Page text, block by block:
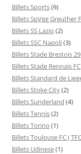
Billets Sports(9)
Billets SpVgg Greuther
Billets SS Lazio (2)
Billets SSC Napoli(3)
Billets Stade Brestois 29
Billets Stade Rennais FC
Billets Standard de
Billets Stoke City(2)
Billets Sunderland (4)
Billets Tennis(2)
Billets Torino (1)
Billets Toulouse FC (
Billets Udinese(1)